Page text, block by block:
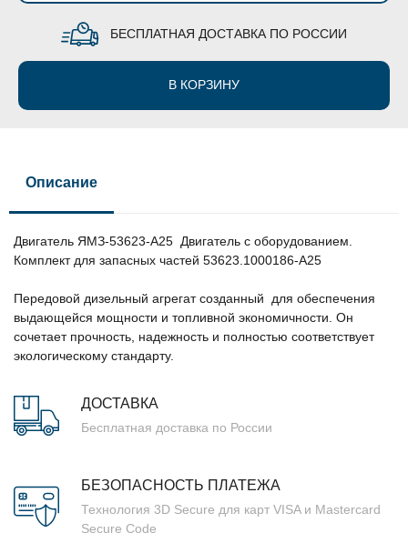
БЕСПЛАТНАЯ ДОСТАВКА ПО РОССИИ
В КОРЗИНУ
Описание
Двигатель ЯМЗ-53623-А25 Двигатель с оборудованием.
Комплект для запасных частей 53623.1000186-А25
Передовой дизельный агрегат созданный для обеспечения
выдающейся мощности и топливной экономичности. Он
сочетает прочность, надежность и полностью соответствует
экологическому стандарту.
ДОСТАВКА
Бесплатная доставка по России
БЕЗОПАСНОСТЬ ПЛАТЕЖА
Технология 3D Secure для карт VISA и Mastercard
Secure Code